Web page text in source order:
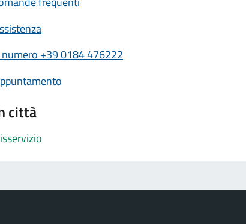
numero +39 0184 476222
città